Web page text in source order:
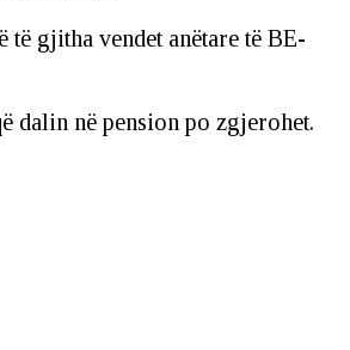
gjitha vendet anëtare të BE-
dalin në pension po zgjerohet.